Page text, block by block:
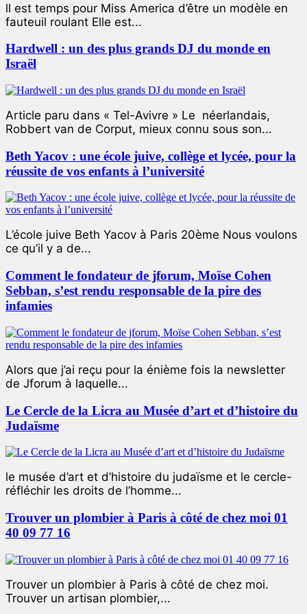
ll est temps pour Miss America d’être un modèle en
fauteuil roulant Elle est...
Hardwell : un des plus grands DJ du monde en
Israël
Article paru dans « Tel-Avivre » Le néerlandais,
Robbert van de Corput, mieux connu sous son...
Beth Yacov : une école juive, collège et lycée, pour la
réussite de vos enfants à l’université
L’école juive Beth Yacov à Paris 20ème Nous voulons
ce qu’il y a de...
Comment le fondateur de jforum, Moïse Cohen
Sebban, s’est rendu responsable de la pire des
infamies
Alors que j’ai reçu pour la énième fois la newsletter
de Jforum à laquelle...
Le Cercle de la Licra au Musée d’art et d’histoire du
Judaïsme
le musée d’art et d’histoire du judaïsme et le cercle-
réfléchir les droits de l’homme...
Trouver un plombier à Paris à côté de chez moi 01
40 09 77 16
Trouver un plombier à Paris à côté de chez moi.
Trouver un artisan plombier,...